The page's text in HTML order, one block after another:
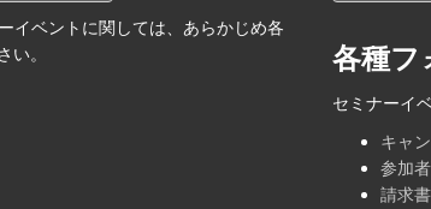
イベントに関しては、あらかじめ各
い。
各種フ
セミナーイ
キャ
参加
請求